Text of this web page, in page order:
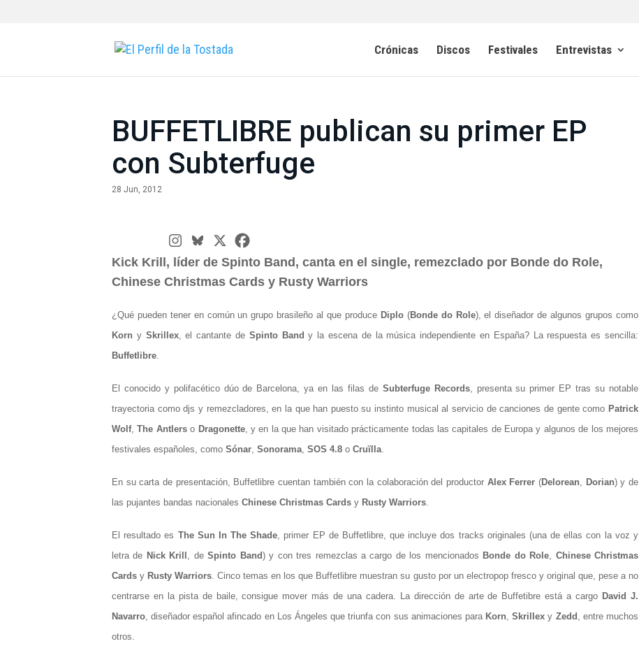
Crónicas Discos Festivales Entrevistas
BUFFETLIBRE publican su primer EP
con Subterfuge
28 Jun, 2012
Kick Krill, líder de Spinto Band, canta en el single, remezclado por Bonde do Role,
Chinese Christmas Cards y Rusty Warriors
¿Qué pueden tener en común un grupo brasileño al que produce Diplo (Bonde do Role), el diseñador de algunos grupos como
Korn y Skrillex, el cantante de Spinto Band y la escena de la música independiente en España? La respuesta es sencilla:
Buffetlibre.
El conocido y polifacético dúo de Barcelona, ya en las filas de Subterfuge Records, presenta su primer EP tras su notable
trayectoria como djs y remezcladores, en la que han puesto su instinto musical al servicio de canciones de gente como Patrick
Wolf,The Antlerso Dragonette, y en la que han visitado prácticamente todas las capitales de Europa y algunos de los mejores
festivales españoles, como Sónar, Sonorama, SOS 4.8 o Cruïlla.
En su carta de presentación, Buffetlibre cuentan también con la colaboración del productor Alex Ferrer (Delorean, Dorian) y de
las pujantes bandas nacionales Chinese Christmas Cards y Rusty Warriors.
El resultado es The Sun In The Shade, primer EP de Buffetlibre, que incluye dos tracks originales (una de ellas con la voz y
letra de Nick Krill , deSpinto Band) y con tres remezclas a cargo de los mencionados Bonde do Role, Chinese Christmas
Cards y Rusty Warriors. Cinco temas en los que Buffetlibre muestran su gusto por un electropop fresco y original que, pese a no
centrarse en la pista de baile, consigue mover más de una cadera. La dirección de arte de Buffetibre está a cargo David J.
Navarro, diseñador español afincado en Los Ángeles que triunfa con sus animaciones para Korn,Skrillex y Zedd , entre muchos
otros.